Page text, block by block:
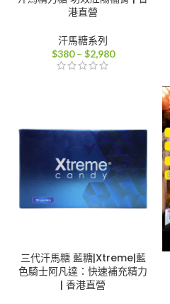
港直營
汗馬糖系列
$380 – $2,980價
$2,980
三代汗馬糖 藍糖|Xtreme|藍
色騎士阿凡達：快速補充精力
| 香港直營